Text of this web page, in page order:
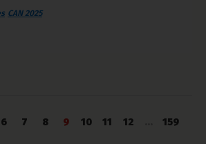
CAN 2025
6 7 8 9 10 11 12
159